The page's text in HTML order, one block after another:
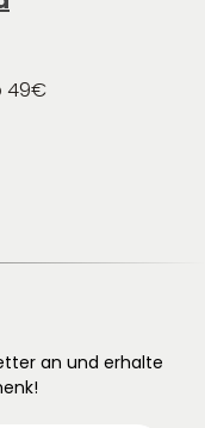
49€
an und erhalte